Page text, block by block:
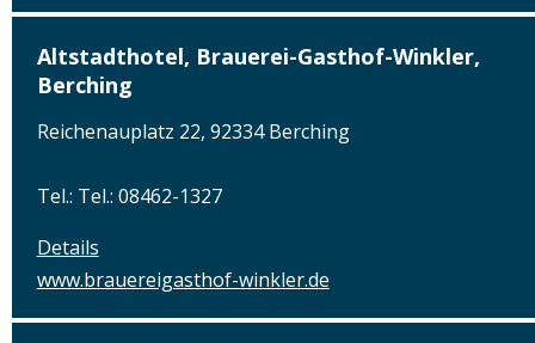
Altstadthotel, Brauerei-Gasthof-Winkler,
Berching
Reichenauplatz 22, 92334 Berching
Tel.: Tel.: 08462-1327
Details
www.brauereigasthof-winkler.de